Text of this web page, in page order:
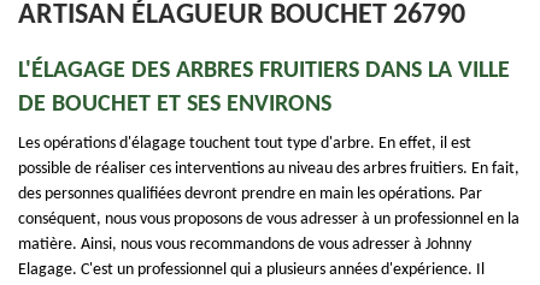
ARTISAN ÉLAGUEUR BOUCHET 26790
L'ÉLAGAGE DES ARBRES FRUITIERS DANS LA VILLE
DE BOUCHET ET SES ENVIRONS
Les opérations d'élagage touchent tout type d'arbre. En effet, il est
possible de réaliser ces interventions au niveau des arbres fruitiers. En fait,
des personnes qualifiées devront prendre en main les opérations. Par
conséquent, nous vous proposons de vous adresser à un professionnel en la
matière. Ainsi, nous vous recommandons de vous adresser à Johnny
Elagage. C'est un professionnel qui a plusieurs années d'expérience. Il